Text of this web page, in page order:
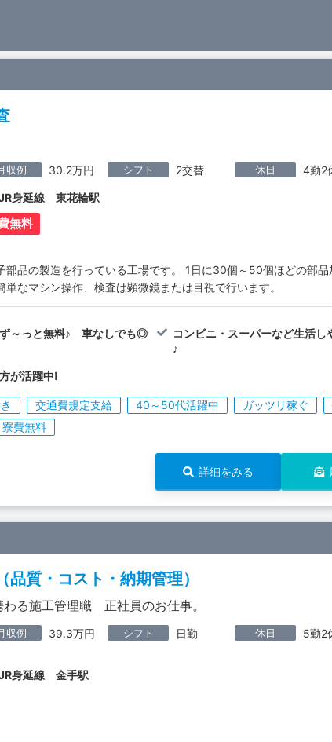
収例 30.2万円 シフト 2交替 休日 4勤2
身延線 東花輪駅
無料
部品の製造を行っている工場です。 1日に30個～50個ほどの部
なマシン操作、検査は顕微鏡または目視で行います。
～っと無料♪ 車なしでも◎
コンビニ・スーパーなど生活し
♪
が活躍中!
交通費規定支給 40～50代活躍中 ガッツリ稼ぐ
寮費無料
詳細をみる
質・コスト・納期管理）
わる施工管理職 正社員のお仕事。
収例 39.3万円 シフト 日勤 休日 5勤2
身延線 金手駅